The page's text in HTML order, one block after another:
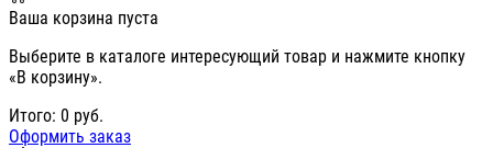
Ваша корзина пуста
Выберите в каталоге интересующий товар и нажмите кнопку
«В корзину».
Итого: 0 руб.
Оформить заказ